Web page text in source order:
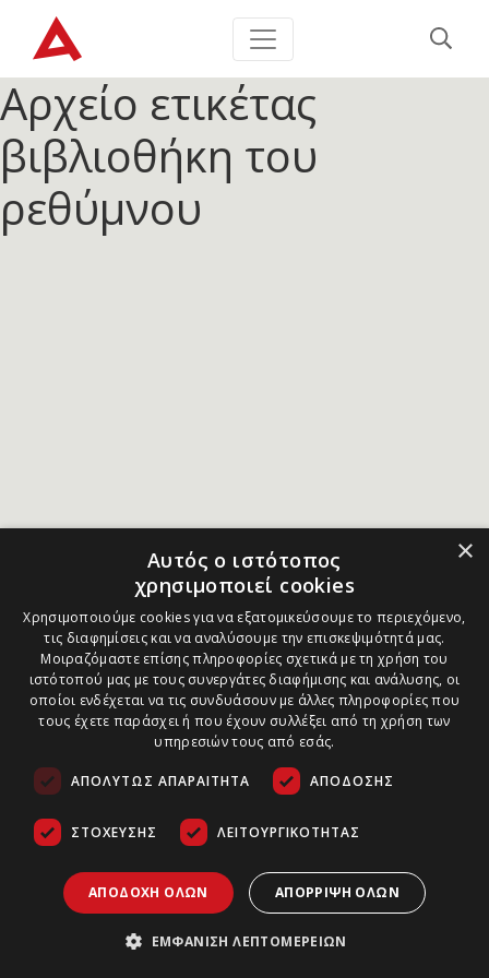
Αρχείο ετικέτας
βιβλιοθήκη του
ρεθύμνου
×
Αυτός ο ιστότοπος
χρησιμοποιεί cookies
Χρησιμοποιούμε cookies για να εξατομικεύσουμε το περιεχόμενο,
τις διαφημίσεις και να αναλύσουμε την επισκεψιμότητά μας.
Μοιραζόμαστε επίσης πληροφορίες σχετικά με τη χρήση του
ιστότοπού μας με τους συνεργάτες διαφήμισης και ανάλυσης, οι
οποίοι ενδέχεται να τις συνδυάσουν με άλλες πληροφορίες που
τους έχετε παράσχει ή που έχουν συλλέξει από τη χρήση των
υπηρεσιών τους από εσάς.
ΑΠΟΛΎΤΩΣ ΑΠΑΡΑΊΤΗΤΑ ΑΠΌΔΟΣΗΣ
ΣΤΌΧΕΥΣΗΣ ΛΕΙΤΟΥΡΓΙΚΌΤΗΤΑΣ
ΑΠΟΔΟΧΉ ΌΛΩΝ ΑΠΌΡΡΙΨΗ ΌΛΩΝ
ΕΜΦΆΝΙΣΗ ΛΕΠΤΟΜΕΡΕΙΏΝ